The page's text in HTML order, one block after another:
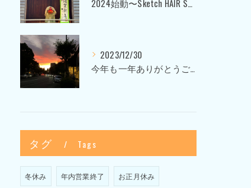
2024始動〜Sketch HAIR SALON 代官山〜
2023/12/30
今年も一年ありがとうございました〜Sketch HAIR SALON 代官山の美容室〜
タグ Tags
冬休み 年内営業終了 お正月休み